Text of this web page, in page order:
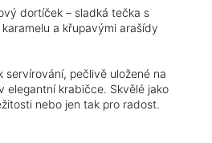
dortíček – sladká tečka s
a křupavými arašídy
servírování, pečlivě uložené na
elegantní krabičce. Skvělé jako
nebo jen tak pro radost.